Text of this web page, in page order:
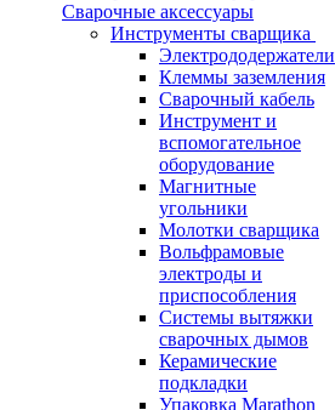
Сварочные аксессуары
Инструменты сварщика
Электрододержатели
Клеммы заземления
Сварочный кабель
Инструмент и
вспомогательное
оборудование
Магнитные
угольники
Молотки сварщика
Вольфрамовые
электроды и
приспособления
Системы вытяжки
сварочных дымов
Керамические
подкладки
Упаковка Marathon